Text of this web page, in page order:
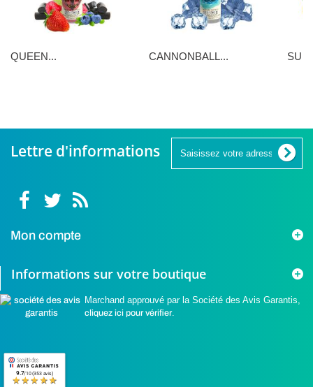
QUEEN... CANNONBALL...
Lettre d'informations
Mon compte
Informations sur votre boutique
Marchand approuvé par la Société des Avis Garantis,
cliquez ici pour vérifier.
9.7/10 (353 avis)
★★★★★